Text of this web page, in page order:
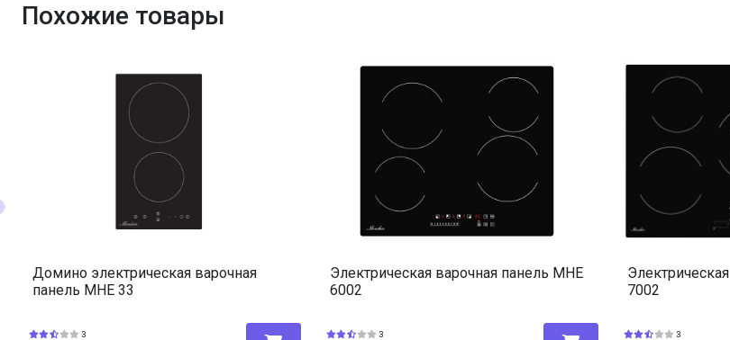
Похожие товары
Домино электрическая варочная
панель MHE 33
3
Электрическая варочная панель MHE
6002
3
7002
3